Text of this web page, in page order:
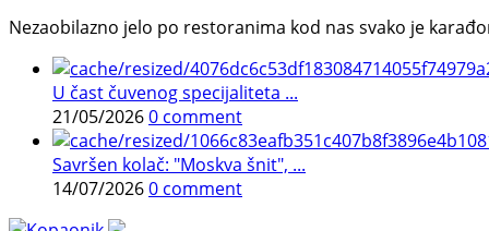
Nezaobilazno jelo po restoranima kod nas svako je
U čast čuvenog specijaliteta ...
21/05/20260 comment
Savršen kolač: "Moskva šnit", ...
14/07/20260 comment